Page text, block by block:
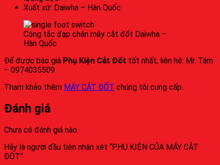
Xuất xứ: Daiwha – Hàn Quốc
Công tắc đạp chân máy cắt đốt Daiwha –
Hàn Quốc
Để được báo giá Phụ Kiện Cắt Đốt tốt nhất, liên hệ: Mr. Tâm
– 0974035509
Tham khảo thêm MÁY CẮT ĐỐT chúng tôi cung cấp.
Đánh giá
Chưa có đánh giá nào.
Hãy là người đầu tiên nhận xét “PHỤ KIỆN CỦA MÁY CẮT
ĐỐT”